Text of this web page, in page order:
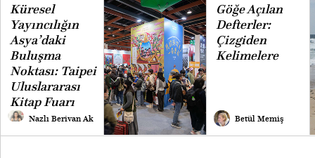
Küresel
Yayıncılığın
Asya’daki
Buluşma
Noktası: Taipei
Uluslararası
Kitap Fuarı
Nazlı Berivan Ak
Göğe Açılan
Defterler:
Çizgiden
Kelimelere
Betül Memiş